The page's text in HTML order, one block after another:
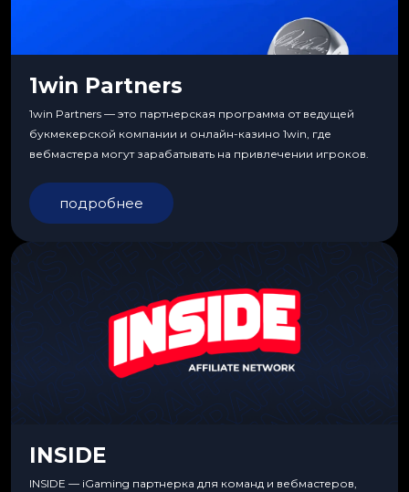
1win Partners
1win Partners — это партнерская программа от ведущей
букмекерской компании и онлайн-казино 1win, где
вебмастера могут зарабатывать на привлечении игроков.
подробнее
INSIDE
INSIDE — iGaming партнерка для команд и вебмастеров,